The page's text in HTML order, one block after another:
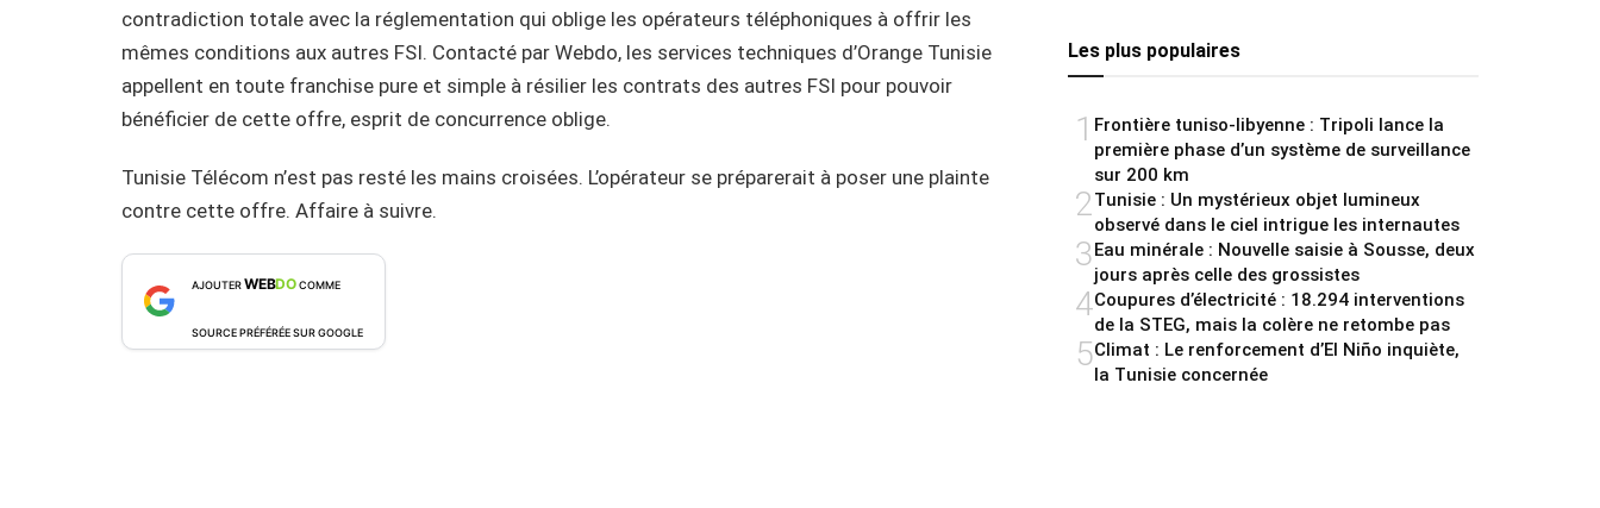
contradiction totale avec la réglementation qui oblige les opérateurs téléphoniques à offrir les
mêmes conditions aux autres FSI. Contacté par Webdo, les services techniques d’Orange Tunisie
appellent en toute franchise pure et simple à résilier les contrats des autres FSI pour pouvoir
bénéficier de cette offre, esprit de concurrence oblige.
Tunisie Télécom n’est pas resté les mains croisées. L’opérateur se préparerait à poser une plainte
contre cette offre. Affaire à suivre.
AJOUTERWEBDOCOMME
SOURCE PRÉFÉRÉE SUR GOOGLE
Les plus populaires
1 Frontière tuniso-libyenne : Tripoli lance la
première phase d’un système de surveillance
sur 200 km
2Tunisie : Un mystérieux objet lumineux
observé dans le ciel intrigue les internautes
3Eau minérale : Nouvelle saisie à Sousse, deux
jours après celle des grossistes
4Coupures d’électricité : 18.294 interventions
de la STEG, mais la colère ne retombe pas
5Climat : Le renforcement d’El Niño inquiète,
la Tunisie concernée